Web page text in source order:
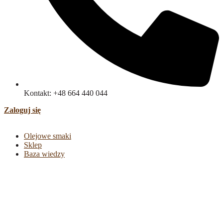
Kontakt: +48 664 440 044
Zaloguj się
Olejowe smaki
Sklep
Baza wiedzy